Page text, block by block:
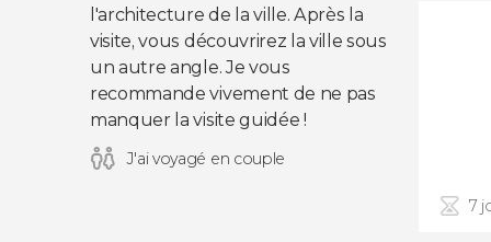
l'architecture de la ville. Après la
visite, vous découvrirez la ville sous
un autre angle. Je vous
recommande vivement de ne pas
manquer la visite guidée !
J'ai voyagé en couple
7